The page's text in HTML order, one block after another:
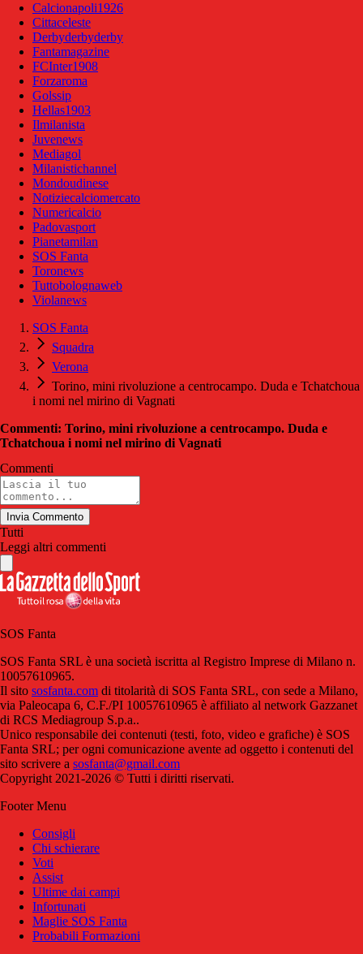
Calcionapoli1926
Cittaceleste
Derbyderbyderby
Fantamagazine
FCInter1908
Forzaroma
Golssip
Hellas1903
Ilmilanista
Juvenews
Mediagol
Milanistichannel
Mondoudinese
Notiziecalciomercato
Numericalcio
Padovasport
Pianetamilan
SOS Fanta
Toronews
Tuttobolognaweb
Violanews
SOS Fanta
Squadra
Verona
Torino, mini rivoluzione a centrocampo. Duda e Tchatchoua
i nomi nel mirino di Vagnati
Commenti: Torino, mini rivoluzione a centrocampo. Duda e
Tchatchoua i nomi nel mirino di Vagnati
Commenti
Invia Commento
Tutti
Leggi altri commenti
SOS Fanta
SOS Fanta SRL è una società iscritta al Registro Imprese di Milano n.
10057610965.
Il sito sosfanta.com di titolarità di SOS Fanta SRL, con sede a Milano,
via Paleocapa 6, C.F./PI 10057610965 è affiliato al network Gazzanet
di RCS Mediagroup S.p.a..
Unico responsabile dei contenuti (testi, foto, video e grafiche) è SOS
Fanta SRL; per ogni comunicazione avente ad oggetto i contenuti del
sito scrivere a sosfanta@gmail.com
Copyright 2021-2026 © Tutti i diritti riservati.
Footer Menu
Consigli
Chi schierare
Voti
Assist
Ultime dai campi
Infortunati
Maglie SOS Fanta
Probabili Formazioni